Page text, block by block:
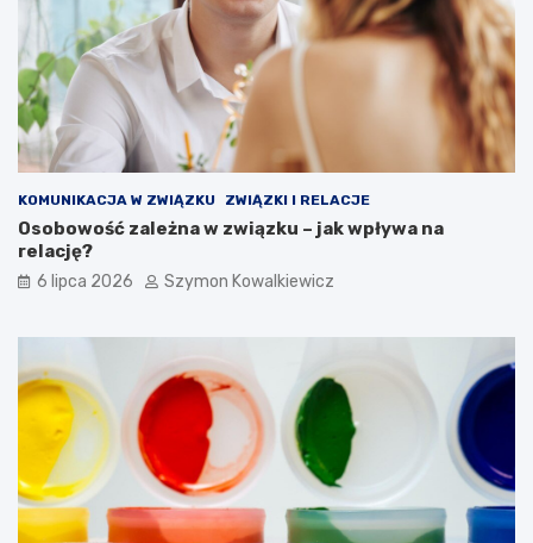
KOMUNIKACJA W ZWIĄZKU ZWIĄZKI I RELACJE
Osobowość zależna w związku – jak wpływa na
relację?
6 lipca 2026 Szymon Kowalkiewicz